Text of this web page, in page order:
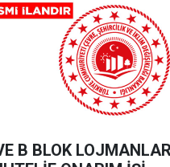
B BLOK